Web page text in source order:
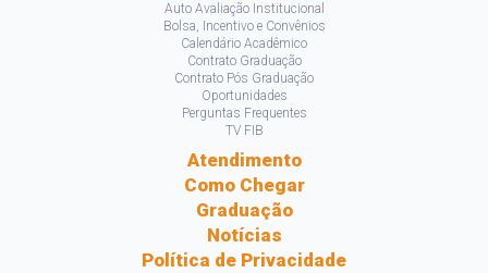
Auto Avaliação Institucional
Bolsa, Incentivo e Convênios
Calendário Acadêmico
Contrato Graduação
Contrato Pós Graduação
Oportunidades
Perguntas Frequentes
TV FIB
Atendimento
Como Chegar
Graduação
Notícias
Política de Privacidade